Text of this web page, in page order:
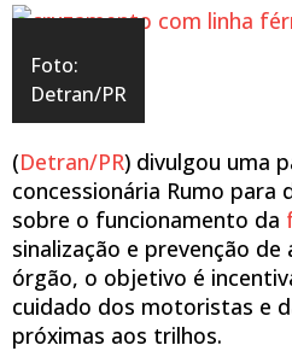
Foto:
Detran/PR
(Detran/PR) divulgou uma
concessionária Rumo para
sobre o funcionamento da
sinalização e prevenção
órgão, o objetivo é
cuidado dos motoristas e
próximas aos trilhos.